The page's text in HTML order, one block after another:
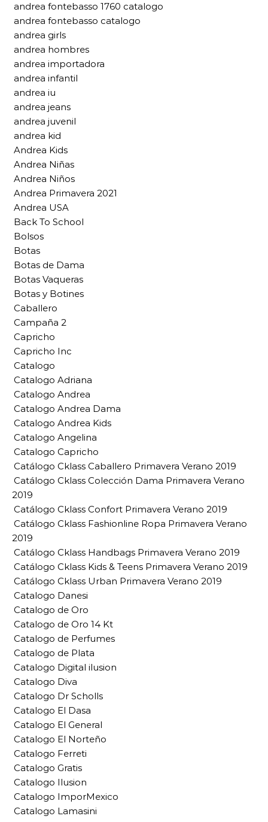
andrea fontebasso 1760 catalogo
andrea fontebasso catalogo
andrea girls
andrea hombres
andrea importadora
andrea infantil
andrea iu
andrea jeans
andrea juvenil
andrea kid
Andrea Kids
Andrea Niñas
Andrea Niños
Andrea Primavera 2021
Andrea USA
Back To School
Bolsos
Botas
Botas de Dama
Botas Vaqueras
Botas y Botines
Caballero
Campaña 2
Capricho
Capricho Inc
Catalogo
Catalogo Adriana
Catalogo Andrea
Catalogo Andrea Dama
Catalogo Andrea Kids
Catalogo Angelina
Catalogo Capricho
Catálogo Cklass Caballero Primavera Verano 2019
Catálogo Cklass Colección Dama Primavera Verano
2019
Catálogo Cklass Confort Primavera Verano 2019
Catálogo Cklass Fashionline Ropa Primavera Verano
2019
Catálogo Cklass Handbags Primavera Verano 2019
Catálogo Cklass Kids & Teens Primavera Verano 2019
Catálogo Cklass Urban Primavera Verano 2019
Catalogo Danesi
Catalogo de Oro
Catalogo de Oro 14 Kt
Catalogo de Perfumes
Catalogo de Plata
Catalogo Digital ilusion
Catalogo Diva
Catalogo Dr Scholls
Catalogo El Dasa
Catalogo El General
Catalogo El Norteño
Catalogo Ferreti
Catalogo Gratis
Catalogo Ilusion
Catalogo ImporMexico
Catalogo Lamasini